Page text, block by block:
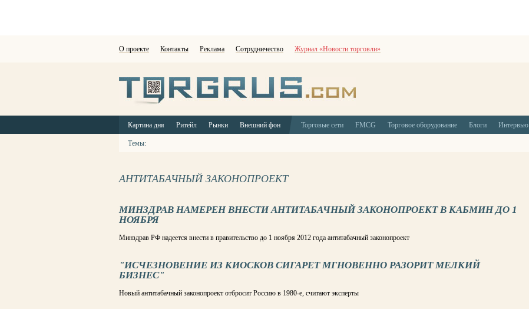
О проекте Контакты Реклама Сотрудничество Журнал «Новости торговли»
Картина дня Ритейл Рынки Внешний фон Торговые сети FMCG Торговое оборудование Блоги Интервью
Темы:
АНТИТАБАЧНЫЙ ЗАКОНОПРОЕКТ
МИНЗДРАВ НАМЕРЕН ВНЕСТИ АНТИТАБАЧНЫЙ ЗАКОНОПРОЕКТ В КАБМИН ДО 1
НОЯБРЯ
Минздрав РФ надеется внести в правительство до 1 ноября 2012 года антитабачный законопроект
"ИСЧЕЗНОВЕНИЕ ИЗ КИОСКОВ СИГАРЕТ МГНОВЕННО РАЗОРИТ МЕЛКИЙ
БИЗНЕС"
Новый антитабачный законопроект отбросит Россию в 1980-е, считают эксперты